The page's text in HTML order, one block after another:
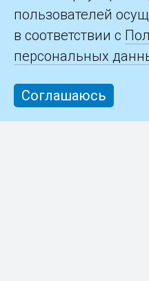
пользователей
в соответствии с
персональных
Соглашаюсь